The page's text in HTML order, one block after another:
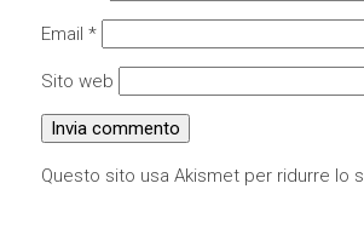
Email *
Sito web
Questo sito usa Akismet per ridurre lo